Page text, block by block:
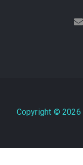
Copyright ©2026